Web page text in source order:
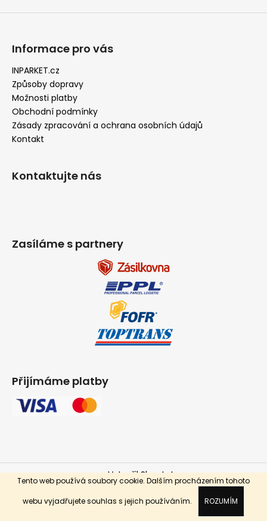
Tento web používá soubory cookie. Dalším procházením tohoto
webu vyjadřujete souhlas s jejich používáním.
ROZUMÍM
Informace pro vás
INPARKET.cz
Způsoby dopravy
Možnosti platby
Obchodní podmínky
Zásady zpracování a ochrana osobních údajů
Kontakt
Kontaktujte nás
Zasíláme s partnery
Přijímáme platby
Vytvořil Shoptet